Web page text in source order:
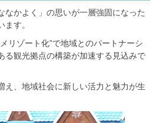
なかよく」の思いが一層強固になった
す。
リゾート化”で地域とのパートナーシ
る観光拠点の構築が加速する見込みで
え、地域社会に新しい活力と魅力が生